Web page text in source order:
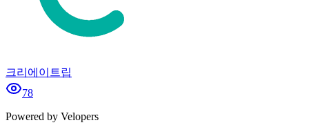
크리에이트립
78
Powered by Velopers